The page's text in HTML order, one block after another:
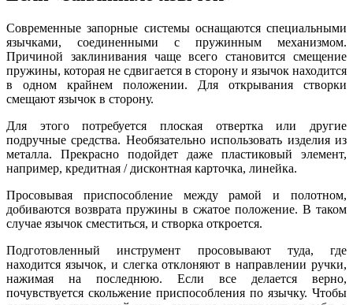
Современные запорные системы оснащаются специальными
язычками, соединенными с пружинным механизмом.
Причиной заклинивания чаще всего становится смещение
пружины, которая не сдвигается в сторону и язычок находится
в одном крайнем положении. Для открывания створки
смещают язычок в сторону.
Для этого потребуется плоская отвертка или другие
подручные средства. Необязательно использовать изделия из
металла. Прекрасно подойдет даже пластиковый элемент,
например, кредитная / дисконтная карточка, линейка.
Просовывая приспособление между рамой и полотном,
добиваются возврата пружины в сжатое положение. В таком
случае язычок сместиться, и створка откроется.
Подготовленный инструмент просовывают туда, где
находится язычок, и слегка отклоняют в направлении ручки,
нажимая на последнюю. Если все делается верно,
почувствуется скольжение приспособления по язычку. Чтобы